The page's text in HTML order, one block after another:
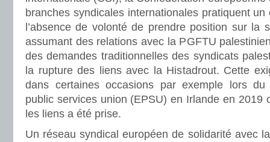
branches syndicales internationales pratiquent
l’absence de volonté de prendre position sur la
assumant des relations avec la PGFTU
des demandes traditionnelles des syndicats
la rupture des liens avec la Histadrout. Cette
dans certaines occasions par exemple lors du
public services union (EPSU) en Irlande en 2019
les liens a été prise.
Un réseau syndical européen de solidarité avec